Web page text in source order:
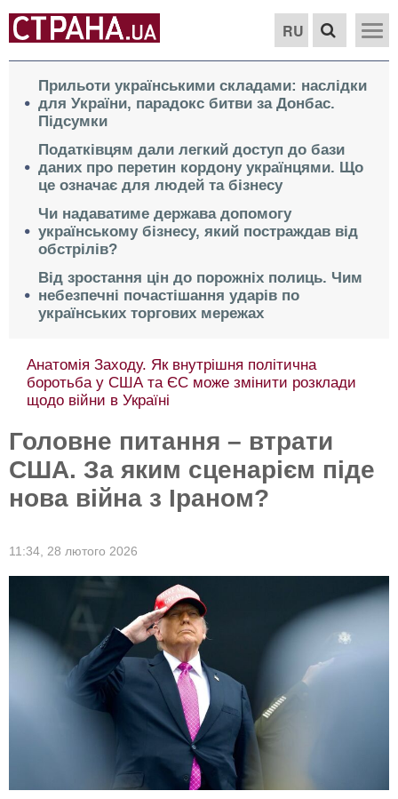
RU
Прильоти українськими складами: наслідки
для України, парадокс битви за Донбас.
Підсумки
Податківцям дали легкий доступ до бази
даних про перетин кордону українцями. Що
це означає для людей та бізнесу
Чи надаватиме держава допомогу
українському бізнесу, який постраждав від
обстрілів?
Від зростання цін до порожніх полиць. Чим
небезпечні почастішання ударів по
українських торгових мережах
Анатомія Заходу. Як внутрішня політична
боротьба у США та ЄС може змінити розклади
щодо війни в Україні
Головне питання – втрати
США. За яким сценарієм піде
нова війна з Іраном?
11:34, 28 лютого 2026